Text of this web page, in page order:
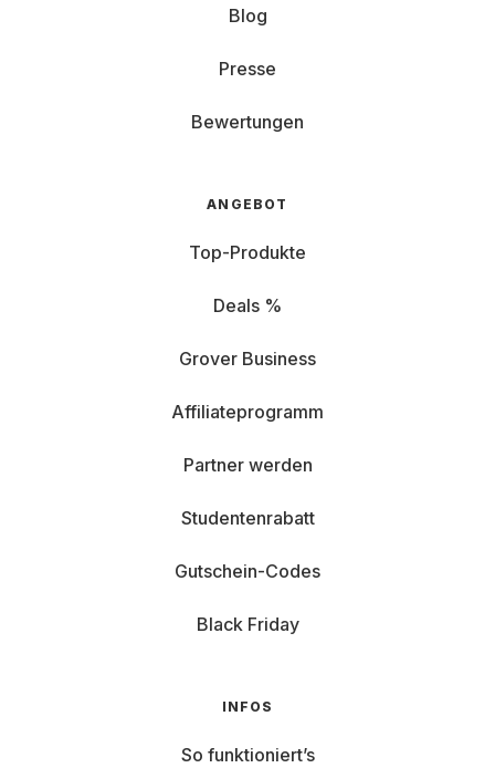
Blog
Presse
Bewertungen
ANGEBOT
Top-Produkte
Deals %
Grover Business
Affiliateprogramm
Partner werden
Studentenrabatt
Gutschein-Codes
Black Friday
INFOS
So funktioniert’s